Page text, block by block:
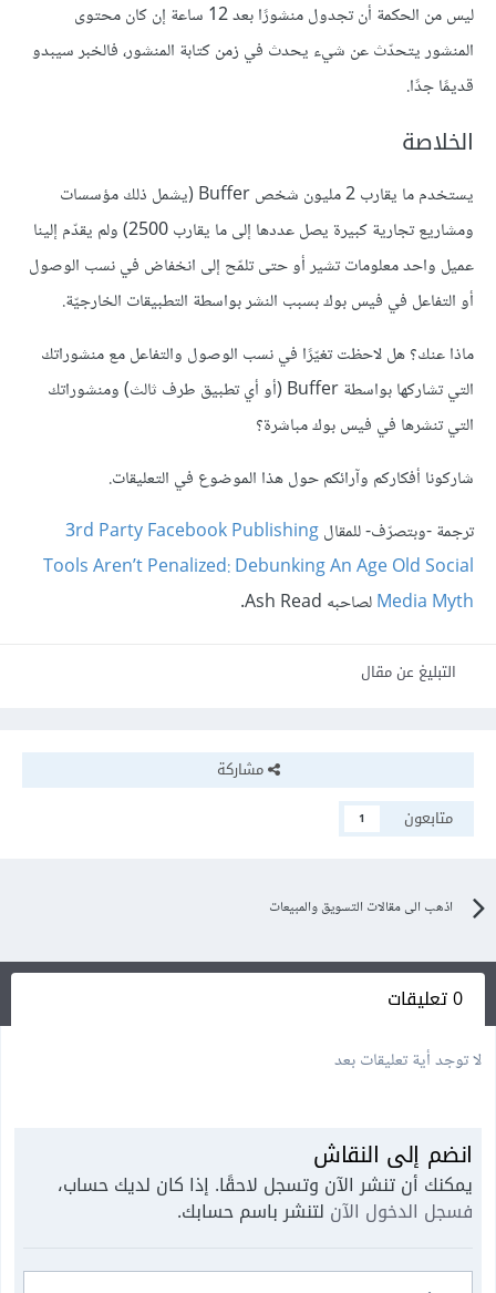
ليس من الحكمة أن تجدول منشورًا بعد 12 ساعة إن كان محتوى
المنشور يتحدّث عن شيء يحدث في زمن كتابة المنشور، فالخبر سيبدو
قديمًا جدًا.
الخلاصة
يستخدم ما يقارب 2 مليون شخص Buffer (يشمل ذلك مؤسسات
ومشاريع تجارية كبيرة يصل عددها إلى ما يقارب 2500) ولم يقدّم إلينا
عميل واحد معلومات تشير أو حتى تلمّح إلى انخفاض في نسب الوصول
أو التفاعل في فيس بوك بسبب النشر بواسطة التطبيقات الخارجيّة.
ماذا عنك؟ هل لاحظت تغيّرًا في نسب الوصول والتفاعل مع منشوراتك
التي تشاركها بواسطة Buffer (أو أي تطبيق طرف ثالث) ومنشوراتك
التي تنشرها في فيس بوك مباشرة؟
شاركونا أفكاركم وآرائكم حول هذا الموضوع في التعليقات.
ترجمة -وبتصرّف- للمقال3rd Party Facebook Publishing
Tools Aren’t Penalized: Debunking An Age Old Social
Media Mythلصاحبه Ash Read.
التبليغ عن مقال
مشاركة
متابعون
1
اذهب الى مقالات التسويق والمبيعات
0 تعليقات
لا توجد أية تعليقات بعد
انضم إلى النقاش
يمكنك أن تنشر الآن وتسجل لاحقًا. إذا كان لديك حساب،
فسجل الدخول الآن لتنشر باسم حسابك.